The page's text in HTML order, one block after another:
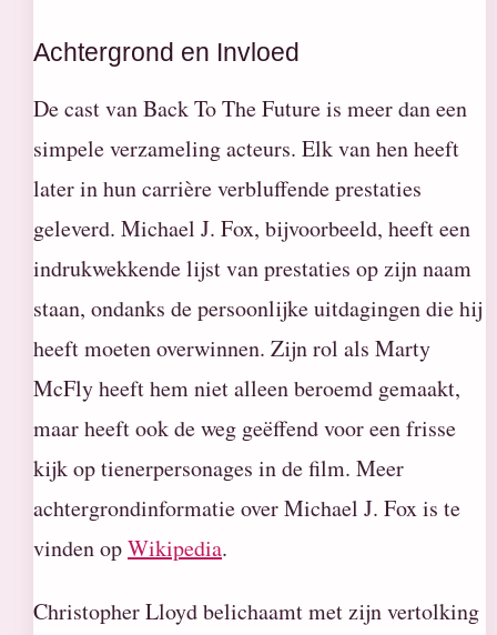
Achtergrond en Invloed
De cast van Back To The Future is meer dan een
simpele verzameling acteurs. Elk van hen heeft
later in hun carrière verbluffende prestaties
geleverd. Michael J. Fox, bijvoorbeeld, heeft een
indrukwekkende lijst van prestaties op zijn naam
staan, ondanks de persoonlijke uitdagingen die hij
heeft moeten overwinnen. Zijn rol als Marty
McFly heeft hem niet alleen beroemd gemaakt,
maar heeft ook de weg geëffend voor een frisse
kijk op tienerpersonages in de film. Meer
achtergrondinformatie over Michael J. Fox is te
vinden opWikipedia.
Christopher Lloyd belichaamt met zijn vertolking